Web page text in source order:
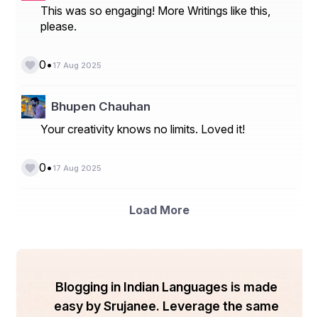
    ହନୁମାନ ନଗର ଆସ୍କା ରୋଡ଼
This was so engaging! More Writings like this,
please.
0• 17 Aug 2025
Bhupen Chauhan
Your creativity knows no limits. Loved it!
0• 17 Aug 2025
Load More
Blogging in Indian Languages is made
easy by Srujanee. Leverage the same